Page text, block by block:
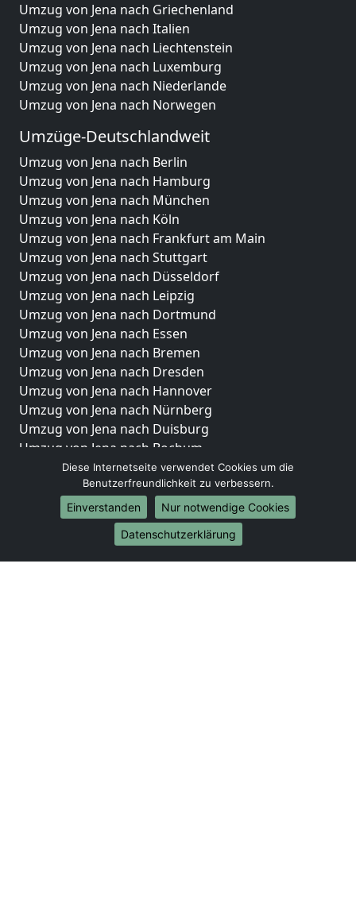
Umzug von Jena nach Griechenland
Umzug von Jena nach Italien
Umzug von Jena nach Liechtenstein
Umzug von Jena nach Luxemburg
Umzug von Jena nach Niederlande
Umzug von Jena nach Norwegen
Umzüge-Deutschlandweit
Umzug von Jena nach Berlin
Umzug von Jena nach Hamburg
Umzug von Jena nach München
Umzug von Jena nach Köln
Umzug von Jena nach Frankfurt am Main
Umzug von Jena nach Stuttgart
Umzug von Jena nach Düsseldorf
Umzug von Jena nach Leipzig
Umzug von Jena nach Dortmund
Umzug von Jena nach Essen
Umzug von Jena nach Bremen
Umzug von Jena nach Dresden
Umzug von Jena nach Hannover
Umzug von Jena nach Nürnberg
Umzug von Jena nach Duisburg
Umzug von Jena nach Bochum
Umzug von Jena nach Wuppertal
Umzug von Jena nach Bielefeld
Umzug von Jena nach Bonn
Umzug von Jena nach Münster
Diese Internetseite verwendet Cookies um die
Benutzerfreundlichkeit zu verbessern.
Einverstanden
Nur notwendige Cookies
Datenschutzerklärung